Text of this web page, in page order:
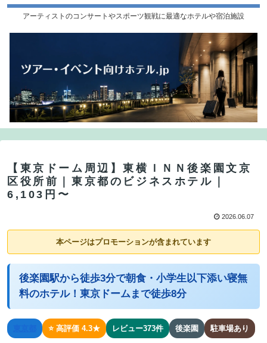
アーティストのコンサートやスポーツ観戦に最適なホテルや宿泊施設
【東京ドーム周辺】東横ＩＮＮ後楽園文京
区役所前｜東京都のビジネスホテル｜
6,103円〜
2026.06.07
本ページはプロモーションが含まれています
後楽園駅から徒歩3分で朝食・小学生以下添い寝無
料のホテル！東京ドームまで徒歩8分
⭐ 高評価 4.3★ レビュー373件 後楽園 駐車場あり